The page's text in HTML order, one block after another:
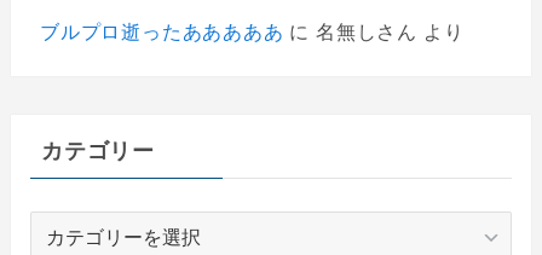
ブルプロ逝ったあああああ に 名無しさん より
カテゴリー